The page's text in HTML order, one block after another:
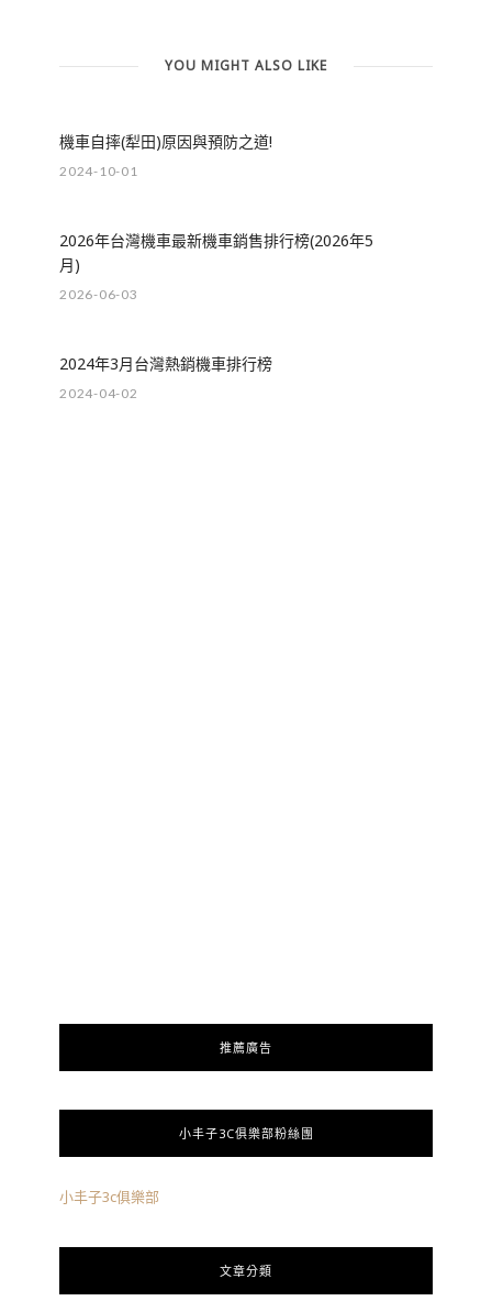
YOU MIGHT ALSO LIKE
機車自摔(犁田)原因與預防之道!
2024-10-01
2026年台灣機車最新機車銷售排行榜(2026年5
月)
2026-06-03
2024年3月台灣熱銷機車排行榜
2024-04-02
推薦廣告
小丰子3C俱樂部粉絲團
小丰子3c俱樂部
文章分類